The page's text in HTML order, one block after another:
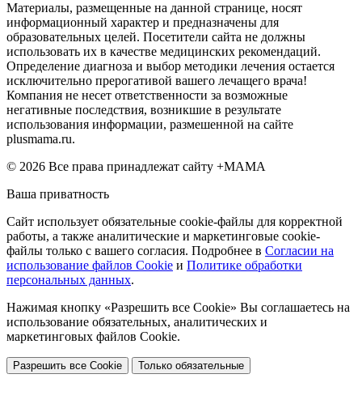
Материалы, размещенные на данной странице, носят
информационный характер и предназначены для
образовательных целей. Посетители сайта не должны
использовать их в качестве медицинских рекомендаций.
Определение диагноза и выбор методики лечения остается
исключительно прерогативой вашего лечащего врача!
Компания не несет ответственности за возможные
негативные последствия, возникшие в результате
использования информации, размешенной на сайте
plusmama.ru.
© 2026 Все права принадлежат сайту +МАМА
Ваша приватность
Сайт использует обязательные cookie-файлы для корректной
работы, а также аналитические и маркетинговые cookie-
файлы только с вашего согласия. Подробнее в Согласии на
использование файлов Cookie и Политике обработки
персональных данных.
Нажимая кнопку «Разрешить все Cookie» Вы соглашаетесь на
использование обязательных, аналитических и
маркетинговых файлов Cookie.
Разрешить все Cookie Только обязательные